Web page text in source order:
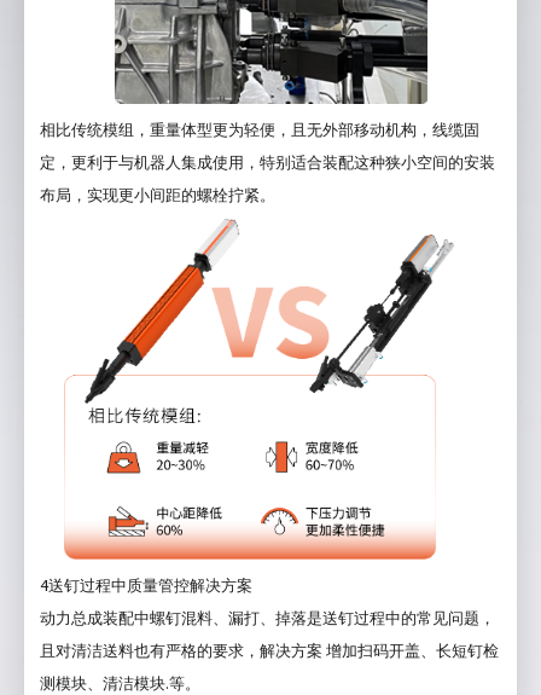
相比传统模组，重量体型更为轻便，且无外部移动机构，线缆固
定，更利于与机器人集成使用，特别适合装配这种狭小空间的安装
布局，实现更小间距的螺栓拧紧。
4送钉过程中质量管控解决方案
动力总成装配中螺钉混料、漏打、掉落是送钉过程中的常见问题，
且对清洁送料也有严格的要求，解决方案 增加扫码开盖、长短钉检
测模块、清洁模块.等。